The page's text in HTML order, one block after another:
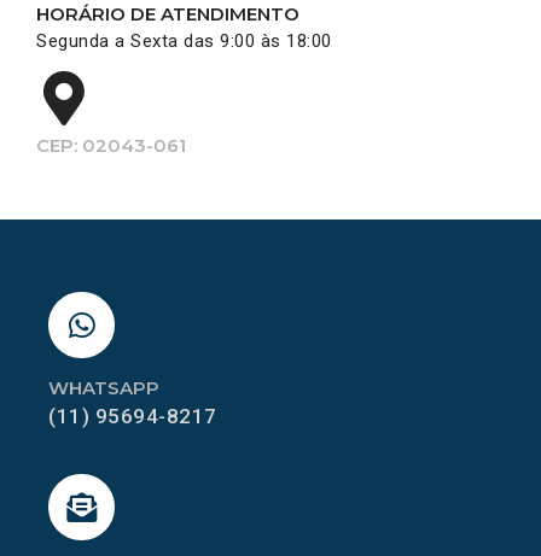
HORÁRIO DE ATENDIMENTO
Segunda a Sexta das 9:00 às 18:00
CEP: 02043-061
WHATSAPP
(11) 95694-8217